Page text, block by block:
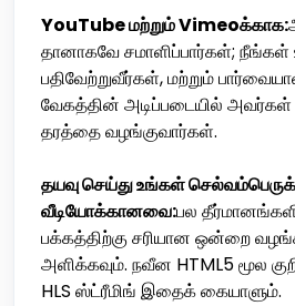
YouTube மற்றும் Vimeoக்காக:
தானாகவே சமாளிப்பார்கள்;
பதிவேற்றுவீர்கள், மற்றும்
வேகத்தின் அடிப்படையில்
தரத்தை வழங்குவார்கள்.
தயவு செய்து உங்கள்
வீடியோக்கானவை:பல
பக்கத்திற்கு சரியான ஒன்றை
அளிக்கவும். நவீன HTML5 மூல
HLS ஸ்ட்ரீமிங் இதைக் கையாளும்.